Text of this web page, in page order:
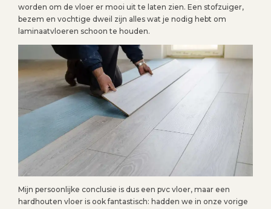
worden om de vloer er mooi uit te laten zien. Een stofzuiger,
bezem en vochtige dweil zijn alles wat je nodig hebt om
laminaatvloeren schoon te houden.
Mijn persoonlijke conclusie is dus een pvc vloer, maar een
hardhouten vloer is ook fantastisch: hadden we in onze vorige